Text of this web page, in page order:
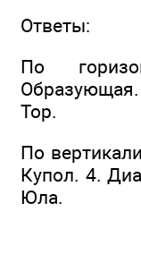
Ответы:
По
Тор.
По
Купол. 4.
Юла.